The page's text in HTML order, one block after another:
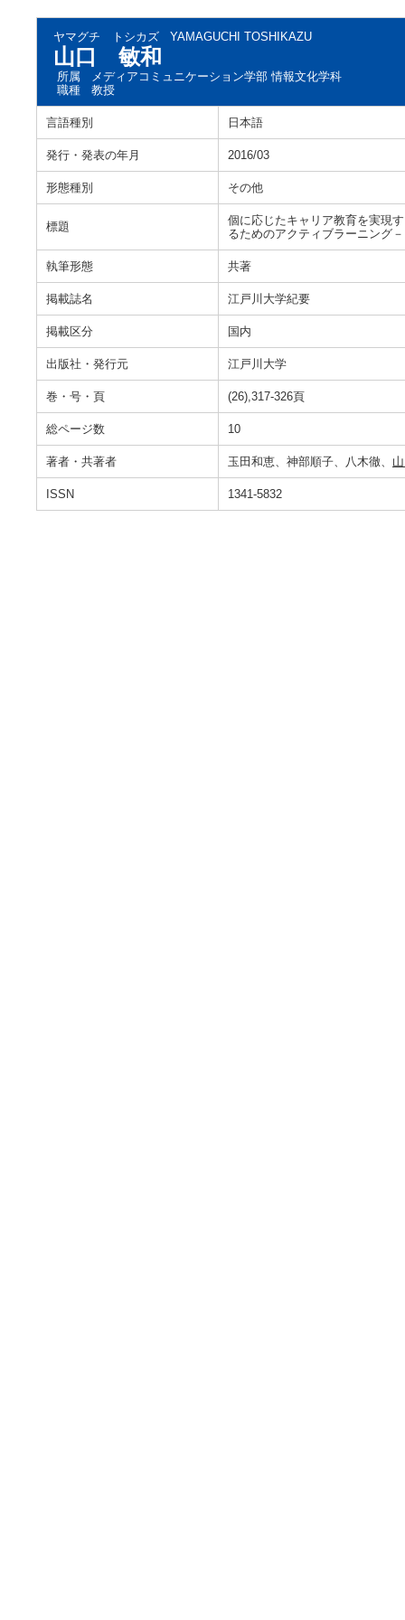
ヤマグチ トシカズ YAMAGUCHI TOSHIKAZU
山口 敏和
所属
メディアコミュニケーション学部 情報文化学科
職種
教授
言語種別 日本語
発行・発表の年月 2016/03
形態種別 その他
標題
個に応じたキャリア教育を実現
るためのアクティブラーニング－
執筆形態 共著
掲載誌名 江戸川大学紀要
掲載区分 国内
出版社・発行元 江戸川大学
巻・号・頁 (26),317-326頁
総ページ数 10
著者・共著者 玉田和恵、神部順子、八木徹、
ISSN 1341-5832